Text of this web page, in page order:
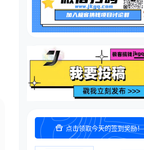
点击领取今天的签到奖励！